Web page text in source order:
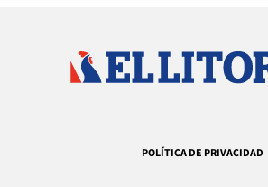
POLÍTICA DE PRIVACIDAD